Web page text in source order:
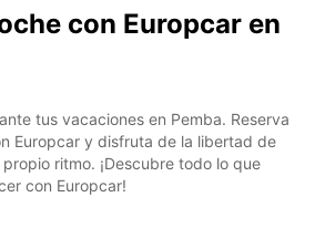
con Europcar en
tus vacaciones en Pemba. Reserva
Europcar y disfruta de la libertad de
ritmo. ¡Descubre todo lo que
con Europcar!